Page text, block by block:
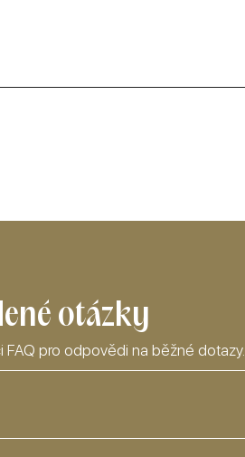
otázky
pro odpovědi na běžné dotazy.